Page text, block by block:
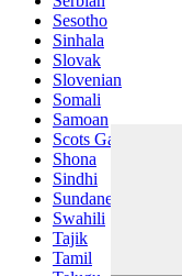
Sesotho
Sinhala
Slovak
Slovenian
Somali
Samoan
Scots Gaelic
Shona
Sindhi
Sundanese
Swahili
Tajik
Tamil